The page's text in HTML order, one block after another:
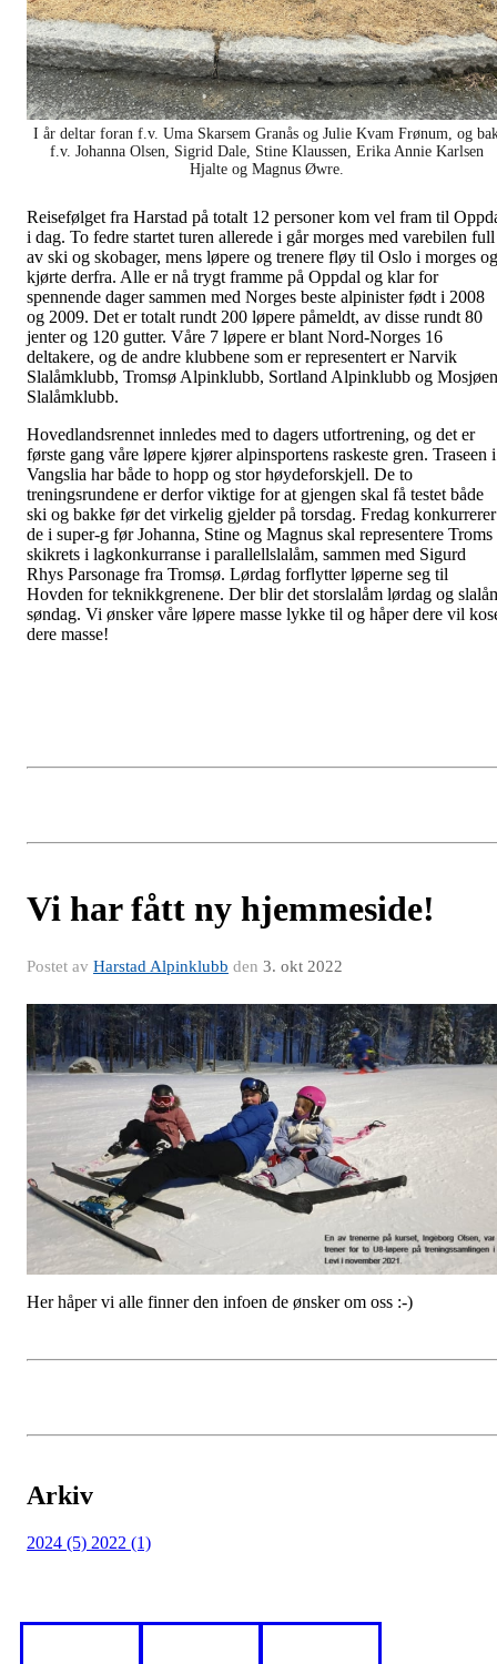
I år deltar foran f.v. Uma Skarsem Granås og Julie Kvam Frønum, og
f.v. Johanna Olsen, Sigrid Dale, Stine Klaussen, Erika Annie Karlsen
Hjalte og Magnus Øwre.
Reisefølget fra Harstad på totalt 12 personer kom vel fram til
i dag. To fedre startet turen allerede i går morges med varebilen full
av ski og skobager, mens løpere og trenere fløy til Oslo i morges og
kjørte derfra. Alle er nå trygt framme på Oppdal og klar for
spennende dager sammen med Norges beste alpinister født i 2008
og 2009. Det er totalt rundt 200 løpere påmeldt, av disse rundt 80
jenter og 120 gutter. Våre 7 løpere er blant Nord-Norges 16
deltakere, og de andre klubbene som er representert er Narvik
Slalåmklubb, Tromsø Alpinklubb, Sortland Alpinklubb og Mosjøen
Slalåmklubb.
Hovedlandsrennet innledes med to dagers utfortrening, og det er
første gang våre løpere kjører alpinsportens raskeste gren. Traseen i
Vangslia har både to hopp og stor høydeforskjell. De to
treningsrundene er derfor viktige for at gjengen skal få testet både
ski og bakke før det virkelig gjelder på torsdag. Fredag konkurrerer
de i super-g før Johanna, Stine og Magnus skal representere Troms
skikrets i lagkonkurranse i parallellslalåm, sammen med Sigurd
Rhys Parsonage fra Tromsø. Lørdag forflytter løperne seg til
Hovden for teknikkgrenene. Der blir det storslalåm lørdag og
søndag. Vi ønsker våre løpere masse lykke til og håper dere vil
dere masse!
Vi har fått ny hjemmeside!
Postet av Harstad Alpinklubb den 3. okt 2022
Her håper vi alle finner den infoen de ønsker om oss :-)
Arkiv
2024 (5) 2022 (1)